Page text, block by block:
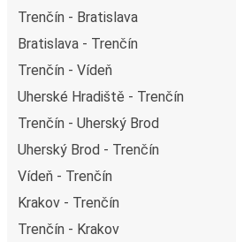
Trenčín - Bratislava
Bratislava - Trenčín
Trenčín - Vídeň
Uherské Hradiště - Trenčín
Trenčín - Uherský Brod
Uherský Brod - Trenčín
Vídeň - Trenčín
Krakov - Trenčín
Trenčín - Krakov